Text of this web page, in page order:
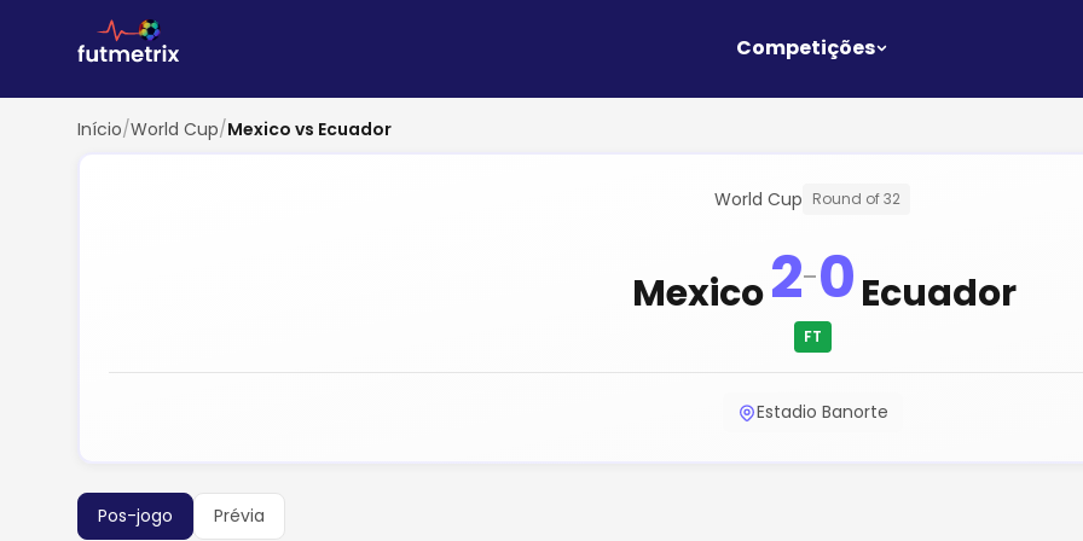
Competições
Início/World Cup/Mexico vs Ecuador
World Cup Round of 32
Mexico2-0
FT
Ecuador
Estadio Banorte
Pos-jogo Prévia